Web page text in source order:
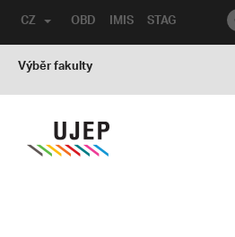
OBD IMIS STAG
CZ
Výběr fakulty